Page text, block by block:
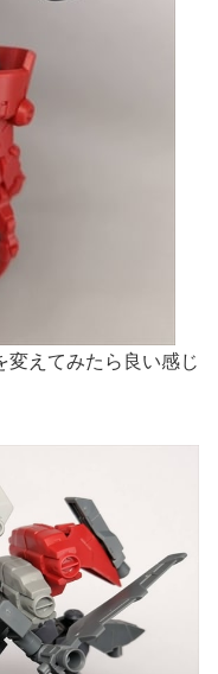
変えてみたら良い感じ